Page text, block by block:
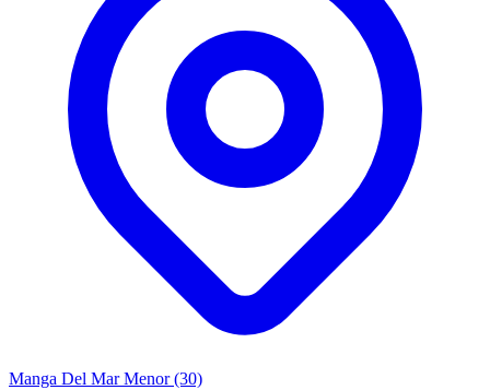
Manga Del Mar Menor (30)